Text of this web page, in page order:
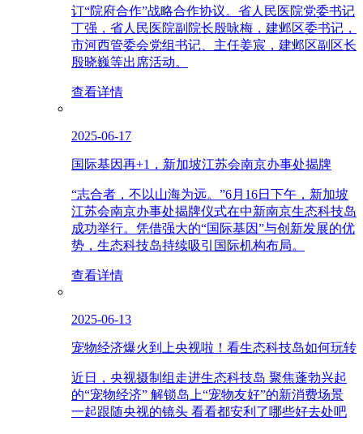
订“院府合作”战略合作协议。省人民医院党委书记
丁强，省人民医院副院长殷咏梅，建邺区委书记，
市河西管委会党组书记、主任姜宸，建邺区副区长
殷晓巍等出席活动。
查看详情
2025-06-17
国际基因再+1，新加坡江苏会南京办事处揭牌
“志合者，不以山海为远。”6月16日下午，新加坡
江苏会南京办事处揭牌仪式在中新南京生态科技岛
成功举行。凭借强大的“国际基因”与创新发展的优
势，生态科技岛持续吸引国际机构布局。
查看详情
2025-06-13
宠物经济爆火到上央视啦！看生态科技岛如何玩转
近日，央视摄制组走进生态科技岛 聚焦蓬勃兴起
的“宠物经济” 解锁岛上“宠物友好”的新消费场景
一起跟随央视的镜头 看看都安利了哪些好去处吧